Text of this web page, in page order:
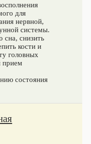
для
нервной,
системы.
сна, снизить
кости и
головных
прием
состояния